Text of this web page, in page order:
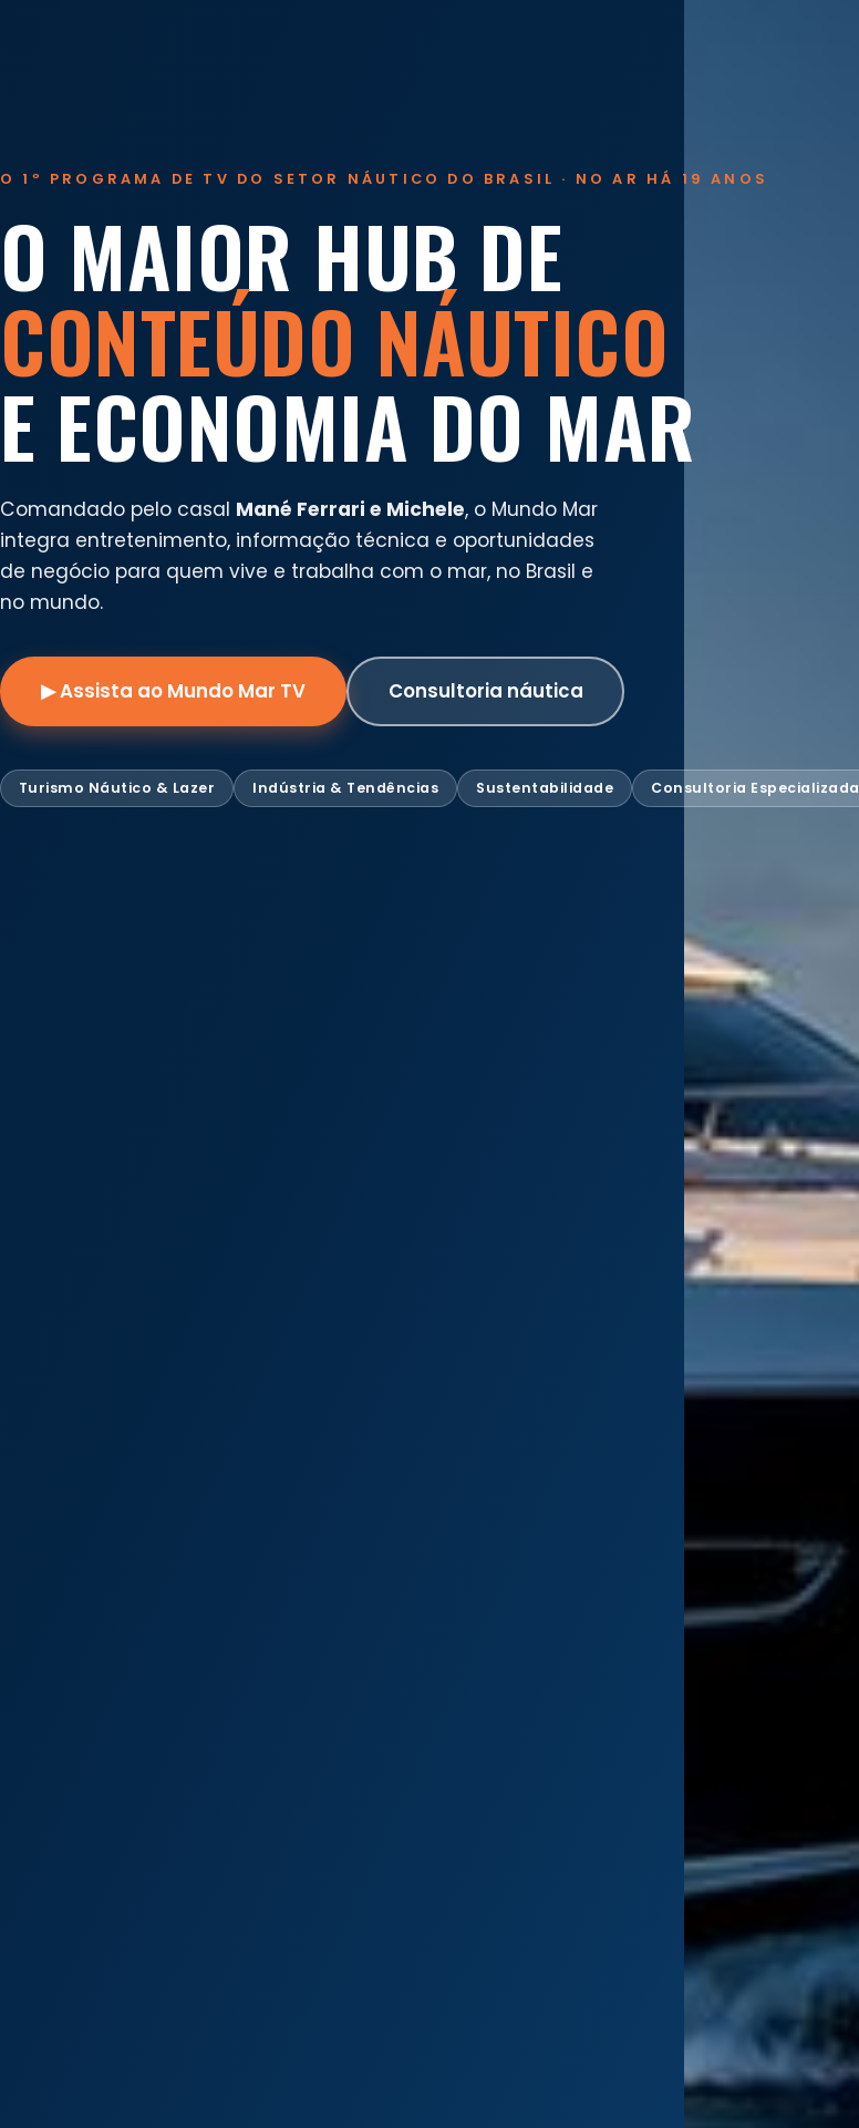
O 1º PROGRAMA DE TV DO SETOR NÁUTICO DO BRASIL · NO AR HÁ 19 ANOS
O MAIOR HUB DE
CONTEÚDO NÁUTICO
E ECONOMIA DO MAR
Comandado pelo casal Mané Ferrari e Michele, o Mundo Mar
integra entretenimento, informação técnica e oportunidades
de negócio para quem vive e trabalha com o mar, no Brasil e
no mundo.
▶ Assista ao Mundo Mar TV Consultoria náutica
Turismo Náutico & Lazer Indústria & Tendências Sustentabilidade Consultoria Especializada